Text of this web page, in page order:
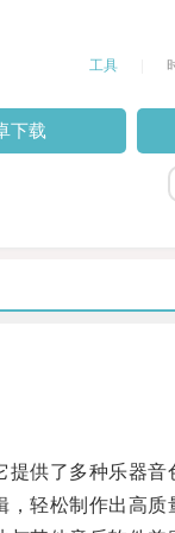
工具
下载
了多种乐器音
松制作出高质